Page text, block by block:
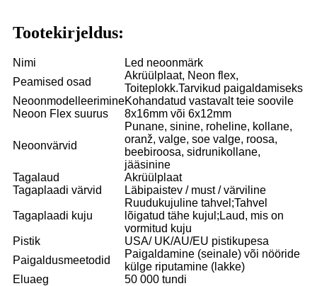
Tootekirjeldus:
Nimi
Led neoonmärk
Peamised osad
Akrüülplaat, Neon flex,
Toiteplokk.Tarvikud paigaldamiseks
NeoonmodelleerimineKohandatud vastavalt teie soovile
Neoon Flex suurus
8x16mm või 6x12mm
Neoonvärvid
Punane, sinine, roheline, kollane,
oranž, valge, soe valge, roosa,
beebiroosa, sidrunikollane,
jääsinine
Tagalaud
Akrüülplaat
Tagaplaadi värvid
Läbipaistev / must / värviline
Tagaplaadi kuju
Ruudukujuline tahvel;Tahvel
lõigatud tähe kujul;Laud, mis on
vormitud kuju
Pistik
USA/ UK/AU/EU pistikupesa
Paigaldusmeetodid
Paigaldamine (seinale) või nööride
külge riputamine (lakke)
Eluaeg
50 000 tundi